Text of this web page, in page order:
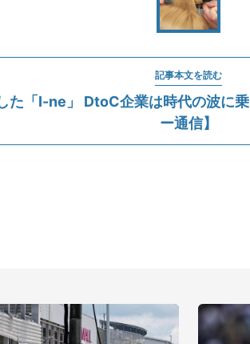
記事本文を読む
た「I-ne」 DtoC企業は時代の波に
ー通信】